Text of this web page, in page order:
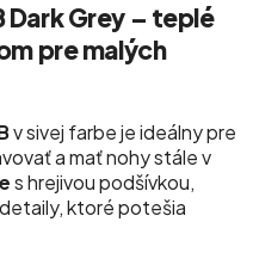
Dark Grey – teplé
pre malých
v sivej farbe je ideálny pre
a mať nohy stále v
s hrejivou podšívkou,
ktoré potešia